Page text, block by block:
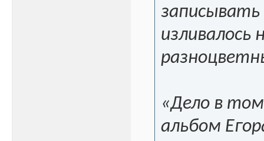
изливалось
«Дело в
альбом